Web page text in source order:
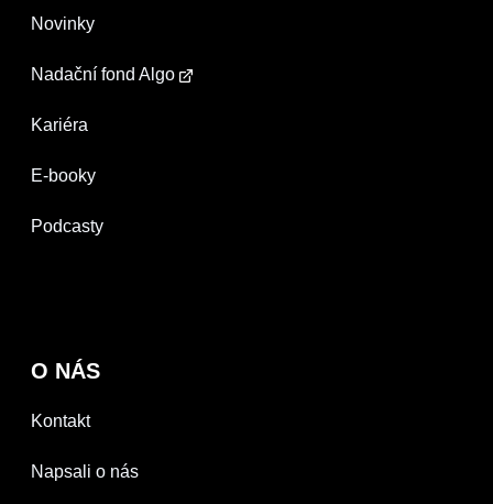
Novinky
Nadační fond Algo
Kariéra
E-booky
Podcasty
O NÁS
Kontakt
Napsali o nás